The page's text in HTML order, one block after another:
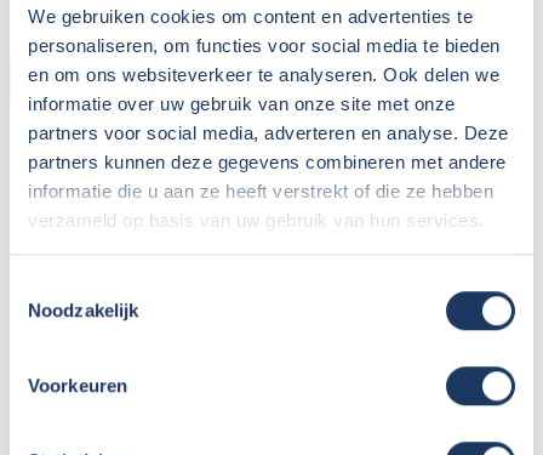
We gebruiken cookies om content en advertenties te
personaliseren, om functies voor social media te bieden
en om ons websiteverkeer te analyseren. Ook delen we
informatie over uw gebruik van onze site met onze
partners voor social media, adverteren en analyse. Deze
partners kunnen deze gegevens combineren met andere
informatie die u aan ze heeft verstrekt of die ze hebben
verzameld op basis van uw gebruik van hun services.
Noodzakelijk
Voorkeuren
UITRUSTING AUTODEEL
Airco autodeel:
Airco camperdeel:
Cruise control:
Achteruitrijcamera:
Radio:
met CD-speler:
Grote garage: